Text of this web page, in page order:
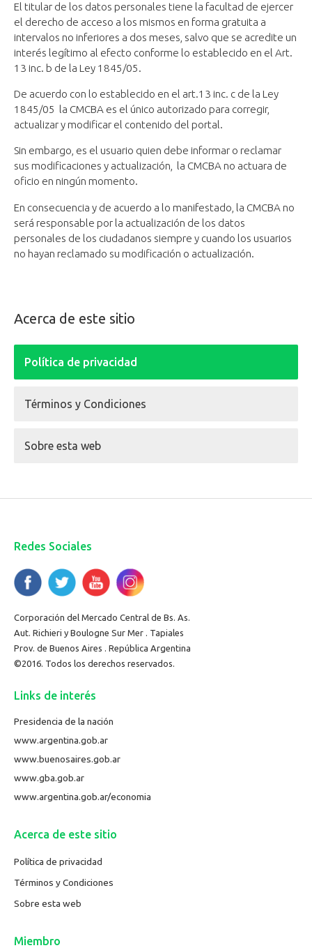
El titular de los datos personales tiene la facultad de ejercer
el derecho de acceso a los mismos en forma gratuita a
intervalos no inferiores a dos meses, salvo que se acredite un
interés legítimo al efecto conforme lo establecido en el Art.
13 inc. b de la Ley 1845/05.
De acuerdo con lo establecido en el art.13 inc. c de la Ley
1845/05 la CMCBA es el único autorizado para corregir,
actualizar y modificar el contenido del portal.
Sin embargo, es el usuario quien debe informar o reclamar
sus modificaciones y actualización, la CMCBA no actuara de
oficio en ningún momento.
En consecuencia y de acuerdo a lo manifestado, la CMCBA no
será responsable por la actualización de los datos
personales de los ciudadanos siempre y cuando los usuarios
no hayan reclamado su modificación o actualización.
Acerca de este sitio
Política de privacidad
Términos y Condiciones
Sobre esta web
Redes Sociales
Corporación del Mercado Central de Bs. As.
Aut. Richieri y Boulogne Sur Mer . Tapiales
Prov. de Buenos Aires . República Argentina
©2016. Todos los derechos reservados.
Links de interés
Presidencia de la nación
www.argentina.gob.ar
www.buenosaires.gob.ar
www.gba.gob.ar
www.argentina.gob.ar/economia
Acerca de este sitio
Política de privacidad
Términos y Condiciones
Sobre esta web
Miembro